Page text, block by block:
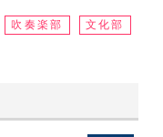
吹奏楽部 文化部